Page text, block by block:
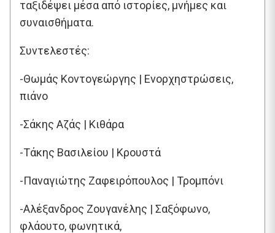
ταξιδέψει μέσα από ιστορίες, μνήμες και
συναισθήματα.
Συντελεστές:
-Θωμάς Κοντογεώργης | Ενορχηστρώσεις,
πιάνο
-Σάκης Αζάς | Κιθάρα
-Τάκης Βασιλείου | Κρουστά
-Παναγιώτης Ζαφειρόπουλος | Τρομπόνι
-Αλέξανδρος Ζουγανέλης | Σαξόφωνο,
φλάουτο, φωνητικά,